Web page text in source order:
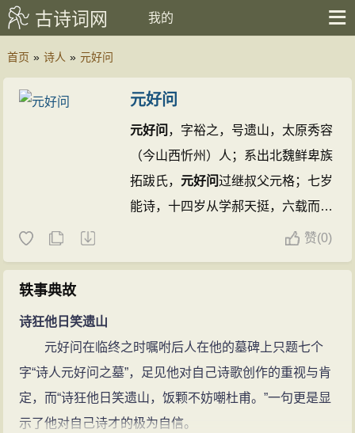
古诗词网 我的
首页 » 诗人 » 元好问
元好问
元好问 ，字裕之，号遗山，太原秀容
（今山西忻州）人；系出北魏鲜卑族
拓跋氏， 元好问过继叔父元格；七岁
能诗，十四岁从学郝天挺，六载而业
成；兴定五年（1221）进士，不就
赞(0)
轶事典故
诗狂他日笑遗山
元好问在临终之时嘱咐后人在他的墓碑上只题七个
字“诗人元好问之墓”，足见他对自己诗歌创作的重视与肯
定，而“诗狂他日笑遗山，饭颗不妨嘲杜甫。”一句更是显
示了他对自己诗才的极为自信。